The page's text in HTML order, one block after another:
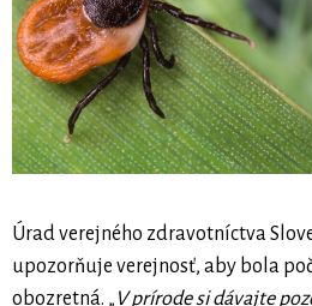
Úrad verejného zdravotníctva
upozorňuje verejnosť, aby bola
obozretná. „ V prírode si dávajte